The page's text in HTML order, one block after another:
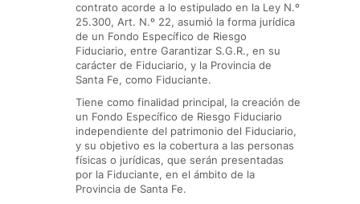
contrato acorde a lo estipulado en la Ley N.º
25.300, Art. N.º 22, asumió la forma jurídica
de un Fondo Específico de Riesgo
Fiduciario, entre Garantizar S.G.R., en su
carácter de Fiduciario, y la Provincia de
Santa Fe, como Fiduciante.
Tiene como finalidad principal, la creación de
un Fondo Específico de Riesgo Fiduciario
independiente del patrimonio del Fiduciario,
y su objetivo es la cobertura a las personas
físicas o jurídicas, que serán presentadas
por la Fiduciante, en el ámbito de la
Provincia de Santa Fe.